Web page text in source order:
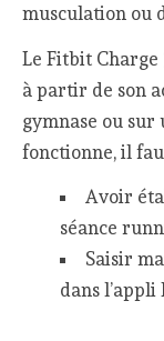
musculation ou
Le Fitbit Charge
à partir de son
gymnase ou sur
fonctionne, il
Avoir
séance
Saisir
dans